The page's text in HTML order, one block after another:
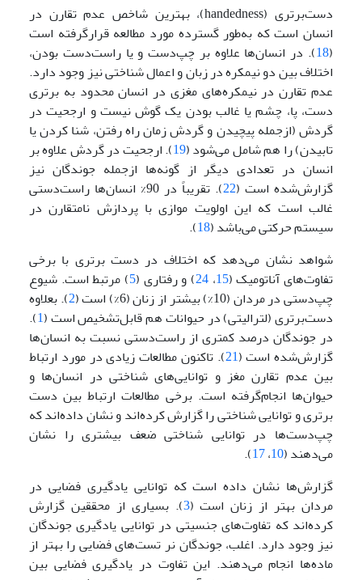
دست‌برتری (handedness)، بهترین شاخص عدم تقارن در
انسان است که به‌طور گسترده مورد مطالعه قرارگرفته است
(
18). در انسان‌ها علاوه بر چپ‌دست و یا راست‌دست بودن،
اختلاف بین دو نیمکره در زبان و اعمال شناختی نیز وجود دارد.
عدم تقارن در نیمکره‌های مغزی در انسان محدود به برتری
دست، پا، چشم یا غالب بودن یک گوش نیست و ارجحیت در
گردش (ازجمله پیچیدن و گردش زمان راه رفتن، شنا کردن یا
تابیدن) را هم شامل می‌شود (19). ارجحیت در گردش علاوه بر
انسان در تعدادی دیگر از گونه‌ها ازجمله جوندگان نیز
گزارش‌شده است (22
). تقریباً در 90% انسان‌ها راست‌دستی
غالب است که این اولویت موازی با پردازش نامتقارن در
سیستم حرکتی می‌باشد (18
).
شواهد نشان می‌دهد که اختلاف در دست برتری با برخی
تفاوت‌های آناتومیک (15، 24) و رفتاری (5) مرتبط است. شیوع
چپ‌دستی در مردان (10%) بیشتر از زنان (6%) است (
2). بعلاوه
دست‌برتری (لترالیتی) در حیوانات هم قابل‌تشخیص است (1
).
در جوندگان درصد کمتری از راست‌دستی نسبت به انسان‌ها
گزارش‌شده است (21). تاکنون مطالعات زیادی در مورد ارتباط
بین عدم تقارن مغز و توانایی‌های شناختی در انسان‌ها و
حیوان‌ها انجام‌گرفته ‌است. برخی مطالعات ارتباط بین دست
برتری و توانایی شناختی را گزارش کرده‌اند و نشان داده‌اند که
چپ‌دست‌ها در توانایی شناختی ضعف بیشتری را نشان
می‌دهند (10،17
).
گزارش‌ها نشان داده است که توانایی یادگیری فضایی در
مردان بهتر از زنان ‌است (3). بسیاری از محققین گزارش
کرده‌اند که تفاوت‌های جنسیتی در توانایی یادگیری جوندگان
نیز وجود دارد. اغلب، جوندگان نر تست‌های فضایی را بهتر از
ماده‌ها انجام می‌دهند. این تفاوت در یادگیری فضایی بین